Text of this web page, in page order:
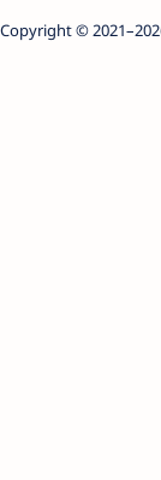
Copyright © 2021–